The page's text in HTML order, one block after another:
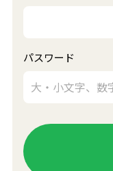
パスワード